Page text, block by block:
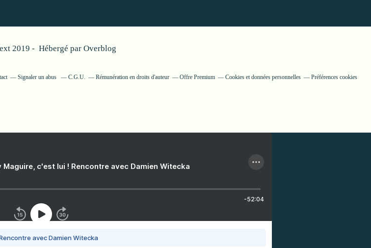
2019 - Hébergé par Overblog
Signaler un abus C.G.U. Rémunération en droits d'auteur Offre Premium Cookies et données personnelles Préférences cookies
c'est lui ! Rencontre avec Damien Witecka
-52:04
avec Damien Witecka